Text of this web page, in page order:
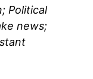
Political
news;